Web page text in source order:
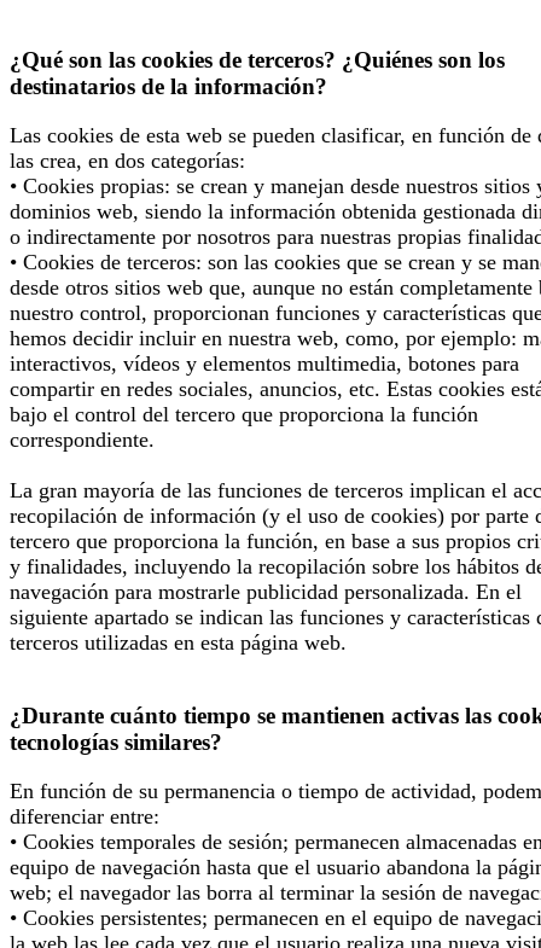
¿Qué son las cookies de terceros? ¿Quiénes son los
destinatarios de la información?
Las cookies de esta web se pueden clasificar, en función de
las crea, en dos categorías:
• Cookies propias: se crean y manejan desde nuestros sitios
dominios web, siendo la información obtenida gestionada
o indirectamente por nosotros para nuestras propias
• Cookies de terceros: son las cookies que se crean y se
desde otros sitios web que, aunque no están completamente
nuestro control, proporcionan funciones y características
hemos decidir incluir en nuestra web, como, por ejemplo:
interactivos, vídeos y elementos multimedia, botones para
compartir en redes sociales, anuncios, etc. Estas cookies
bajo el control del tercero que proporciona la función
correspondiente.
La gran mayoría de las funciones de terceros implican el
recopilación de información (y el uso de cookies) por parte
tercero que proporciona la función, en base a sus propios
y finalidades, incluyendo la recopilación sobre los hábitos
navegación para mostrarle publicidad personalizada. En el
siguiente apartado se indican las funciones y características
terceros utilizadas en esta página web.
¿Durante cuánto tiempo se mantienen activas las
tecnologías similares?
En función de su permanencia o tiempo de actividad,
diferenciar entre:
• Cookies temporales de sesión; permanecen almacenadas
equipo de navegación hasta que el usuario abandona la
web; el navegador las borra al terminar la sesión de
• Cookies persistentes; permanecen en el equipo de